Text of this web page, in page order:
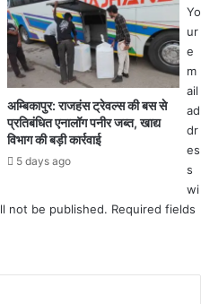
अम्बिकापुर: राजहंस ट्रेवल्स की बस से
प्रतिबंधित एनालॉग पनीर जब्त, खाद्य
विभाग की बड़ी कार्रवाई
5 days ago
Yo
ur
e
m
ail
ad
dr
es
s
wi
ll not be published. Required fields